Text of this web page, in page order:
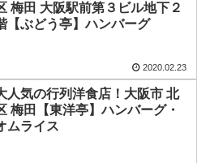
梅田 大阪駅前第３ビル地下２
【ぶどう亭】ハンバーグ
2020.02.23
人気の行列洋食店！大阪市 北
梅田【東洋亭】ハンバーグ・
ムライス